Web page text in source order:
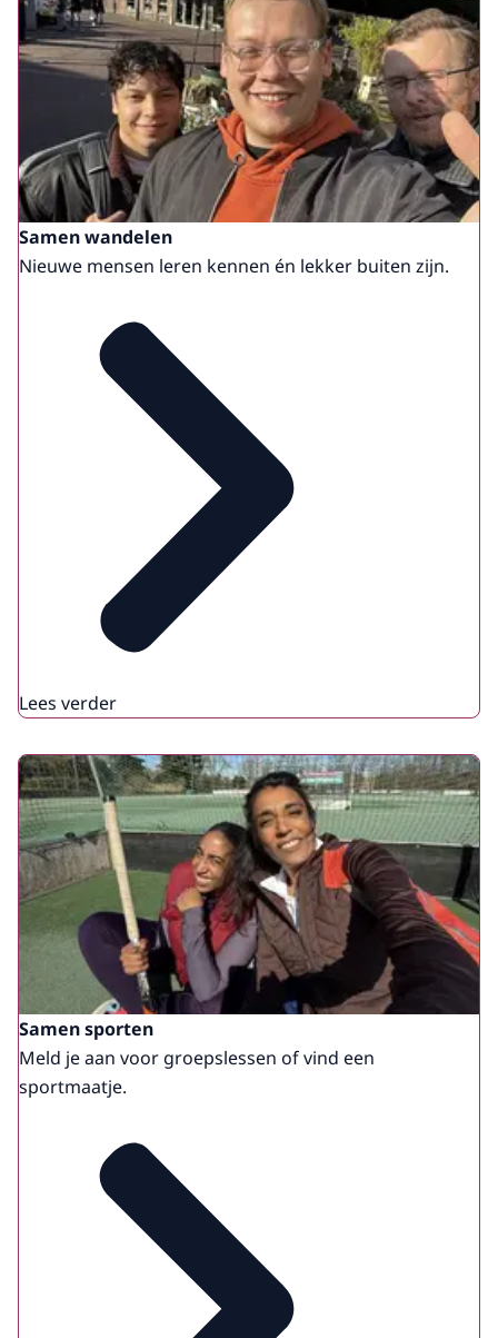
Samen wandelen
Nieuwe mensen leren kennen én lekker buiten zijn.
Lees verder
Samen sporten
Meld je aan voor groepslessen of vind een
sportmaatje.